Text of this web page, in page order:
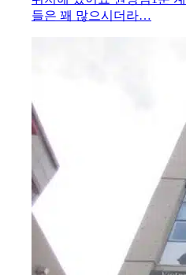
들은 꽤 많으시더라…